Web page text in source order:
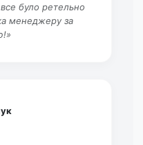
було ретельно
менеджеру за